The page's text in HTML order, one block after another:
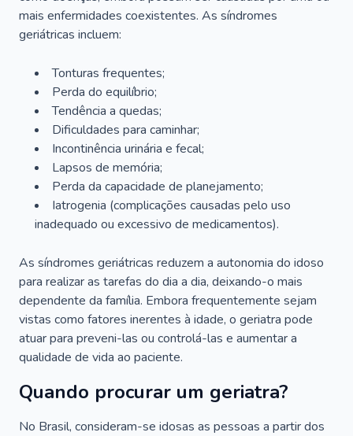
mais enfermidades coexistentes. As síndromes
geriátricas incluem:
Tonturas frequentes;
Perda do equilíbrio;
Tendência a quedas;
Dificuldades para caminhar;
Incontinência urinária e fecal;
Lapsos de memória;
Perda da capacidade de planejamento;
Iatrogenia (complicações causadas pelo uso
inadequado ou excessivo de medicamentos).
As síndromes geriátricas reduzem a autonomia do idoso
para realizar as tarefas do dia a dia, deixando-o mais
dependente da família. Embora frequentemente sejam
vistas como fatores inerentes à idade, o geriatra pode
atuar para preveni-las ou controlá-las e aumentar a
qualidade de vida ao paciente.
Quando procurar um geriatra?
No Brasil, consideram-se idosas as pessoas a partir dos